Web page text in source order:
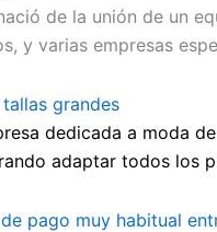
de la unión de un
y varias empresas
grandes
dedicada a moda
adaptar todos los
pago muy habitual